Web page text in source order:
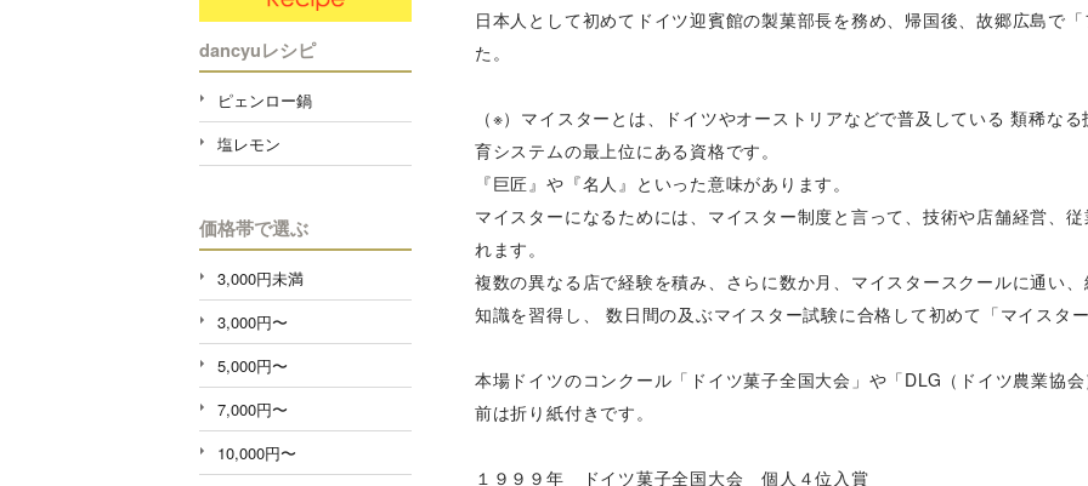
日本人として初めてドイツ迎賓館の製菓部長を務め、帰国後、故郷広島で
た。
（※）マイスターとは、ドイツやオーストリアなどで普及している 類稀な
育システムの最上位にある資格です。
『巨匠』や『名人』といった意味があります。
マイスターになるためには、マイスター制度と言って、技術や店舗経営、
れます。
複数の異なる店で経験を積み、さらに数か月、マイスタースクールに通い
知識を習得し、 数日間の及ぶマイスター試験に合格して初めて「マイスタ
本場ドイツのコンクール「ドイツ菓子全国大会」や「DLG（ドイツ農業協
前は折り紙付きです。
１９９９年 ドイツ菓子全国大会 個人４位入賞
dancyuレシピ
ピェンロー鍋
塩レモン
価格帯で選ぶ
3,000円未満
3,000円〜
5,000円〜
7,000円〜
10,000円〜